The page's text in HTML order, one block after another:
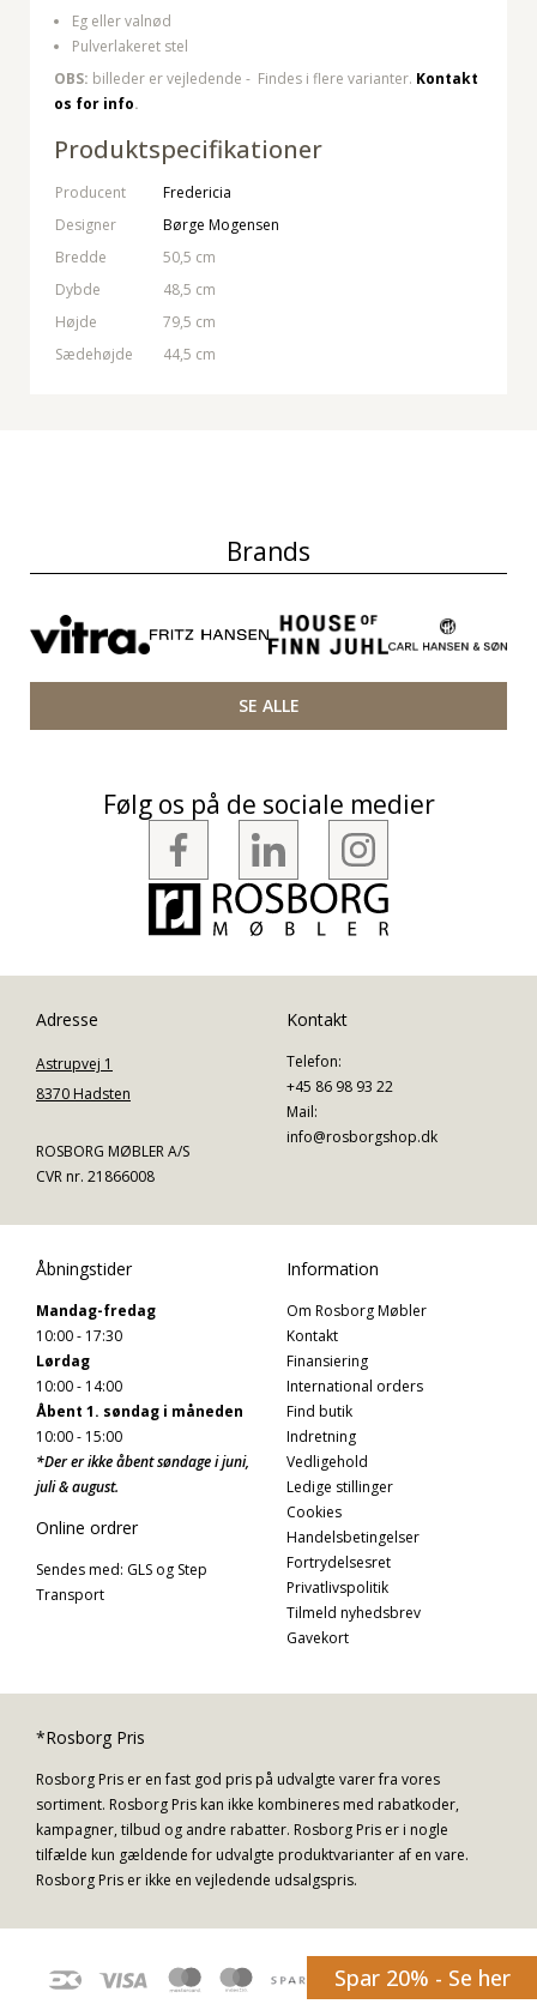
Eg eller valnød
Pulverlakeret stel
OBS: billeder er vejledende - Findes i flere varianter. Kontakt
os for info.
Produktspecifikationer
Producent
Fredericia
Designer
Børge Mogensen
Bredde
50,5 cm
Dybde
48,5 cm
Højde
79,5 cm
Sædehøjde
44,5 cm
Brands
SE ALLE
Følg os på de sociale medier
Adresse
Astrupvej 1
8370 Hadsten
ROSBORG MØBLER A/S
CVR nr. 21866008
Kontakt
Telefon:
+45 86 98 93 22
Mail:
info@rosborgshop.dk
Åbningstider
Mandag-fredag
10:00 - 17:30
Lørdag
10:00 - 14:00
Åbent 1. søndag i måneden
10:00 - 15:00
*Der er ikke åbent søndage i juni,
juli & august.
Online ordrer
Sendes med: GLS og Step
Transport
Information
Om Rosborg Møbler
Kontakt
Finansiering
International orders
Find butik
Indretning
Vedligehold
Ledige stillinger
Cookies
Handelsbetingelser
Fortrydelsesret
Privatlivspolitik
Tilmeld nyhedsbrev
Gavekort
*Rosborg Pris
Rosborg Pris er en fast god pris på udvalgte varer fra vores
sortiment. Rosborg Pris kan ikke kombineres med rabatkoder,
kampagner, tilbud og andre rabatter. Rosborg Pris er i nogle
tilfælde kun gældende for udvalgte produktvarianter af en vare.
Rosborg Pris er ikke en vejledende udsalgspris.
Spar 20% - Se her